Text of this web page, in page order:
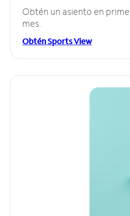
Obtén un asiento en
mes.
Obtén Sports View